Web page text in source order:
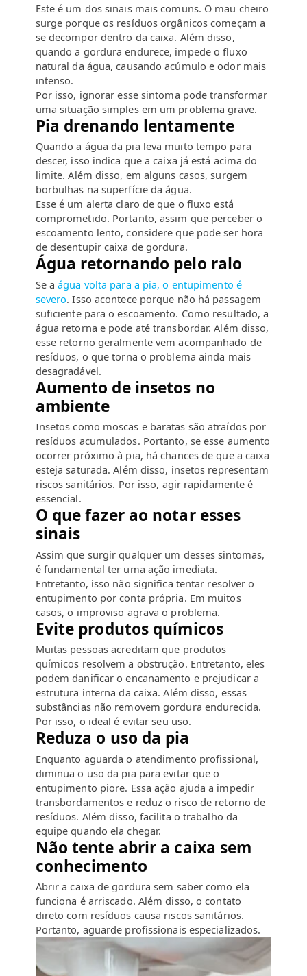
Este é um dos sinais mais comuns. O mau cheiro
surge porque os resíduos orgânicos começam a
se decompor dentro da caixa. Além disso,
quando a gordura endurece, impede o fluxo
natural da água, causando acúmulo e odor mais
intenso.
Por isso, ignorar esse sintoma pode transformar
uma situação simples em um problema grave.
Pia drenando lentamente
Quando a água da pia leva muito tempo para
descer, isso indica que a caixa já está acima do
limite. Além disso, em alguns casos, surgem
borbulhas na superfície da água.
Esse é um alerta claro de que o fluxo está
comprometido. Portanto, assim que perceber o
escoamento lento, considere que pode ser hora
de desentupir caixa de gordura.
Água retornando pelo ralo
Se aágua volta para a pia, o entupimento é
severo. Isso acontece porque não há passagem
suficiente para o escoamento. Como resultado, a
água retorna e pode até transbordar. Além disso,
esse retorno geralmente vem acompanhado de
resíduos, o que torna o problema ainda mais
desagradável.
Aumento de insetos no
ambiente
Insetos como moscas e baratas são atraídos por
resíduos acumulados. Portanto, se esse aumento
ocorrer próximo à pia, há chances de que a caixa
esteja saturada. Além disso, insetos representam
riscos sanitários. Por isso, agir rapidamente é
essencial.
O que fazer ao notar esses
sinais
Assim que surgir qualquer um desses sintomas,
é fundamental ter uma ação imediata.
Entretanto, isso não significa tentar resolver o
entupimento por conta própria. Em muitos
casos, o improviso agrava o problema.
Evite produtos químicos
Muitas pessoas acreditam que produtos
químicos resolvem a obstrução. Entretanto, eles
podem danificar o encanamento e prejudicar a
estrutura interna da caixa. Além disso, essas
substâncias não removem gordura endurecida.
Por isso, o ideal é evitar seu uso.
Reduza o uso da pia
Enquanto aguarda o atendimento profissional,
diminua o uso da pia para evitar que o
entupimento piore. Essa ação ajuda a impedir
transbordamentos e reduz o risco de retorno de
resíduos. Além disso, facilita o trabalho da
equipe quando ela chegar.
Não tente abrir a caixa sem
conhecimento
Abrir a caixa de gordura sem saber como ela
funciona é arriscado. Além disso, o contato
direto com resíduos causa riscos sanitários.
Portanto, aguarde profissionais especializados.